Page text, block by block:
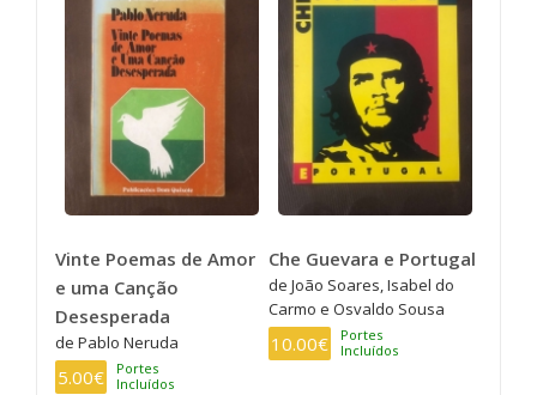
Vinte Poemas de Amor
e uma Canção
Desesperada
de Pablo Neruda
5.00€
Portes
Incluídos
Che Guevara e Portugal
de João Soares, Isabel do
Carmo e Osvaldo Sousa
10.00€
Portes
Incluídos